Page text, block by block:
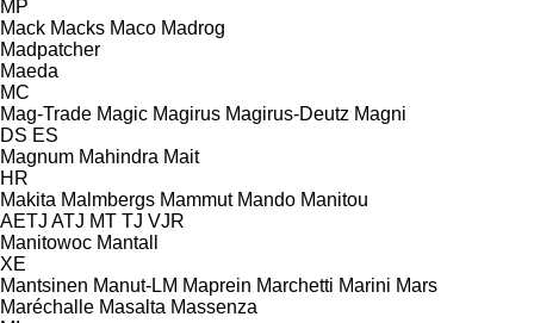
MP
Mack Macks Maco Madrog
Madpatcher
Maeda
MC
Mag-Trade Magic Magirus Magirus-Deutz Magni
DS ES
Magnum Mahindra Mait
HR
Makita Malmbergs Mammut Mando Manitou
AETJ ATJ MT TJ VJR
Manitowoc Mantall
XE
Mantsinen Manut-LM Maprein Marchetti Marini Mars
Maréchalle Masalta Massenza